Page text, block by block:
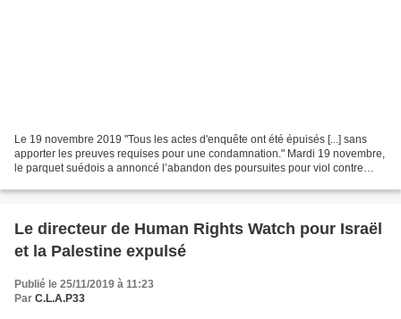
Le 19 novembre 2019 "Tous les actes d'enquête ont été épuisés [...] sans
apporter les preuves requises pour une condamnation." Mardi 19 novembre,
le parquet suédois a annoncé l’abandon des poursuites pour viol contre
Le directeur de Human Rights Watch pour Israël
et la Palestine expulsé
Publié le 25/11/2019 à 11:23
Par C.L.A.P33